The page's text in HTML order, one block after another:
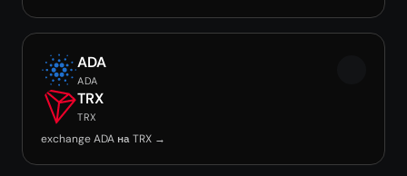
ADA
ADA
TRX
TRX
exchange ADA на TRX →